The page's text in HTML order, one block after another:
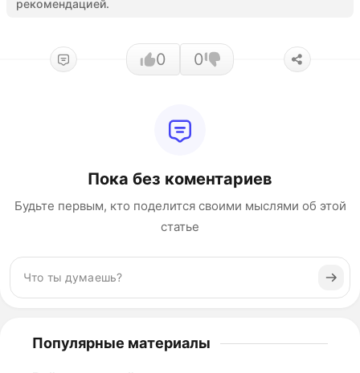
рекомендацией.
0 0
Пока без коментариев
Будьте первым, кто поделится своими мыслями об этой
статье
Популярные материалы